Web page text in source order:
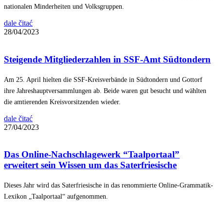
nationalen Minderheiten und Volksgruppen.
dale čitać
28/04/2023
Steigende Mitgliederzahlen in SSF-Amt Südtondern
Am 25. April hielten die SSF-Kreisverbände in Südtondern und Gottorf
ihre Jahreshauptversammlungen ab. Beide waren gut besucht und wählten
die amtierenden Kreisvorsitzenden wieder.
dale čitać
27/04/2023
Das Online-Nachschlagewerk “Taalportaal”
erweitert sein Wissen um das Saterfriesische
Dieses Jahr wird das Saterfriesische in das renommierte Online-Grammatik-
Lexikon „Taalportaal“ aufgenommen.